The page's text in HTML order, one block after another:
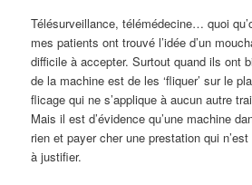
Télésurveillance, télémédecine… quoi
mes patients ont trouvé l’idée d’un
difficile à accepter. Surtout quand ils ont
de la machine est de les ‘fliquer’ sur le
flicage qui ne s’applique à aucun autre
Mais il est d’évidence qu’une machine
rien et payer cher une prestation qui
à justifier.